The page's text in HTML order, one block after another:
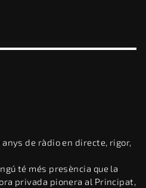
anys de ràdio en directe, rigor,
té més presència que la
privada pionera al Principat,